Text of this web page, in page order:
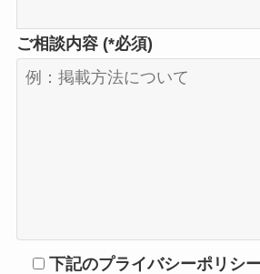
ご相談内容 (*必須)
下記のプライバシーポリシ